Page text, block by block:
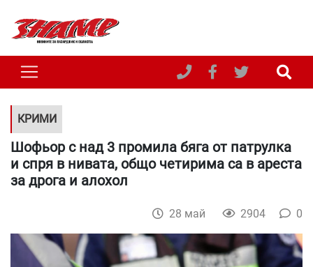
КРИМИ
Шофьор с над 3 промила бяга от патрулка
и спря в нивата, общо четирима са в ареста
за дрога и алохол
28 май 2904 0